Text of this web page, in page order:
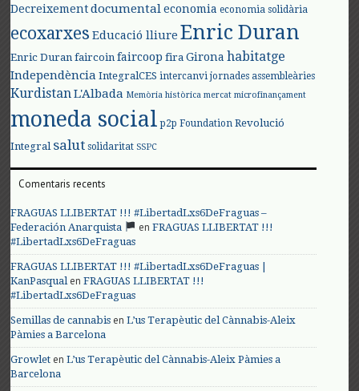
Decreixement documental economia economia solidària
ecoxarxes Educació lliure Enric Duran
Enric Duran faircoin faircoop fira Girona habitatge
Independència IntegralCES intercanvi jornades assembleàries
Kurdistan L'Albada Memòria històrica mercat microfinançament
moneda social p2p Foundation Revolució
Integral salut solidaritat SSPC
Comentaris recents
FRAGUAS LLIBERTAT !!! #LibertadLxs6DeFraguas –
Federación Anarquista
enFRAGUAS LLIBERTAT !!!
#LibertadLxs6DeFraguas
FRAGUAS LLIBERTAT !!! #LibertadLxs6DeFraguas |
KanPasqualenFRAGUAS LLIBERTAT !!!
#LibertadLxs6DeFraguas
Semillas de cannabis enL’us Terapèutic del Cànnabis-Aleix
Pàmies a Barcelona
Growlet enL’us Terapèutic del Cànnabis-Aleix Pàmies a
Barcelona